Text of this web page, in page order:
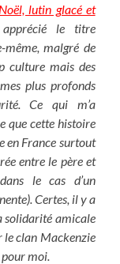
Noël, lutin glacé et
apprécié le titre
même, malgré de
culture mais des
plus profonds
Ce qui m’a
que cette histoire
en France surtout
entre le père et
le cas d’un
Certes, il y a
solidarité amicale
le clan Mackenzie
moi.